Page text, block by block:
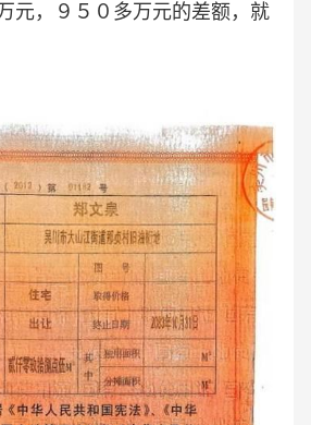
元，９５０多万元的差额，就